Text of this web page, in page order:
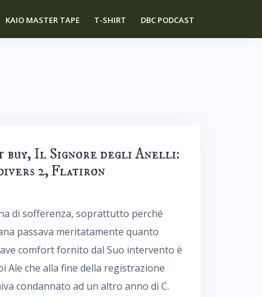
KAIO MASTER TAPE T-SHIRT DBC PODCAST
buy, Il Signore degli Anelli:
2, Flatiron
di sofferenza, soprattutto perché
passava meritatamente quanto
comfort fornito dal Suo intervento è
Ale che alla fine della registrazione
condannato ad un altro anno di C.